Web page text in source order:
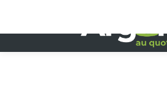
content